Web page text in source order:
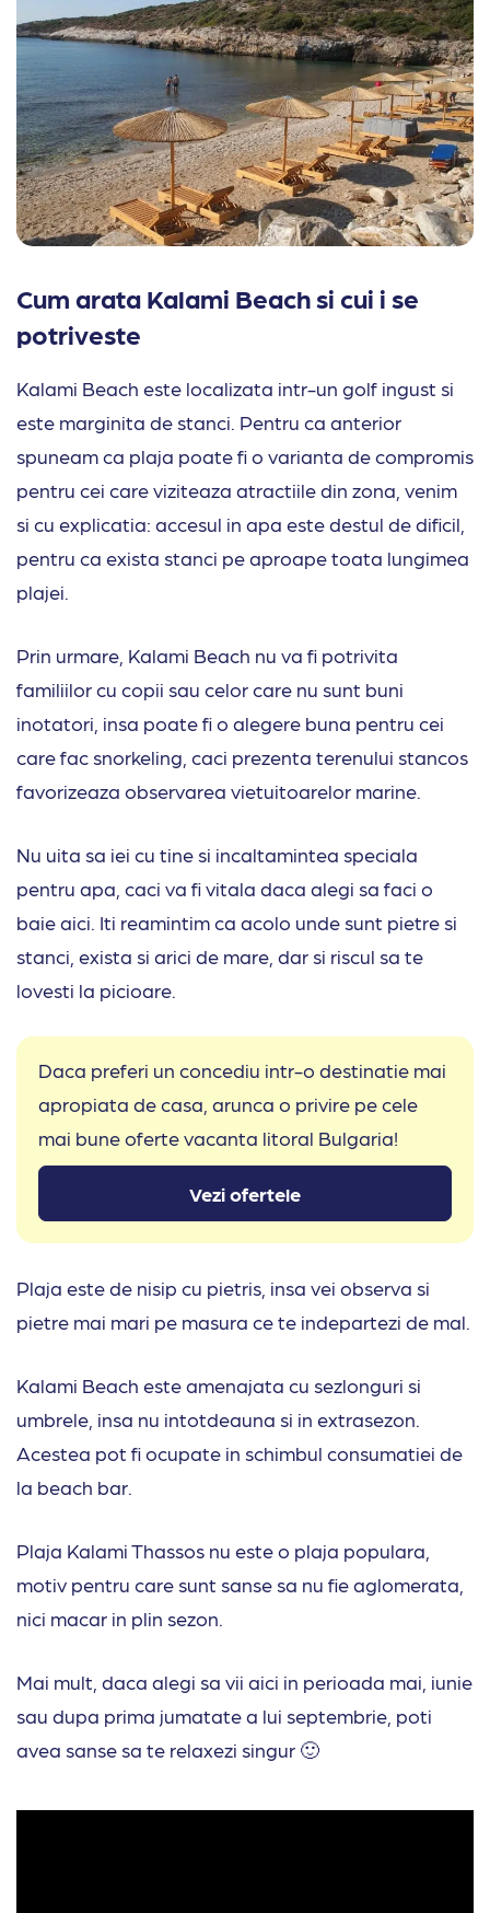
Cum arata Kalami Beach si cui i se
potriveste
Kalami Beach este localizata intr-un golf ingust si
este marginita de stanci. Pentru ca anterior
spuneam ca plaja poate fi o varianta de compromis
pentru cei care viziteaza atractiile din zona, venim
si cu explicatia: accesul in apa este destul de dificil,
pentru ca exista stanci pe aproape toata lungimea
plajei.
Prin urmare, Kalami Beach nu va fi potrivita
familiilor cu copii sau celor care nu sunt buni
inotatori, insa poate fi o alegere buna pentru cei
care fac snorkeling, caci prezenta terenului stancos
favorizeaza observarea vietuitoarelor marine.
Nu uita sa iei cu tine si incaltamintea speciala
pentru apa, caci va fi vitala daca alegi sa faci o
baie aici. Iti reamintim ca acolo unde sunt pietre si
stanci, exista si arici de mare, dar si riscul sa te
lovesti la picioare.
Daca preferi un concediu intr-o destinatie mai
apropiata de casa, arunca o privire pe cele
mai bune oferte vacanta litoral Bulgaria!
Vezi ofertele
Plaja este de nisip cu pietris, insa vei observa si
pietre mai mari pe masura ce te indepartezi de mal.
Kalami Beach este amenajata cu sezlonguri si
umbrele, insa nu intotdeauna si in extrasezon.
Acestea pot fi ocupate in schimbul consumatiei de
la beach bar.
Plaja Kalami Thassos nu este o plaja populara,
motiv pentru care sunt sanse sa nu fie aglomerata,
nici macar in plin sezon.
Mai mult, daca alegi sa vii aici in perioada mai, iunie
sau dupa prima jumatate a lui septembrie, poti
avea sanse sa te relaxezi singur 🙂